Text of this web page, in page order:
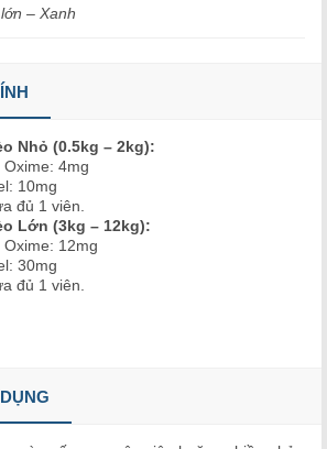
lớn – Xanh
Nhỏ (0.5kg – 2kg):
Oxime: 4mg
10mg
đủ 1 viên.
Lớn (3kg – 12kg):
Oxime: 12mg
30mg
đủ 1 viên.